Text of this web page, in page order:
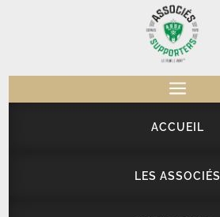
a
ACCUEIL
LES ASSOCIÉS